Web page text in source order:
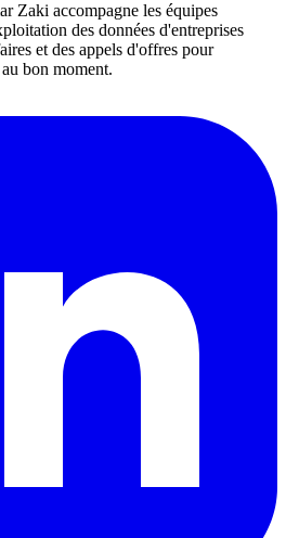
Zaki accompagne les équipes
des données d'entreprises
et des appels d'offres pour
bon moment.